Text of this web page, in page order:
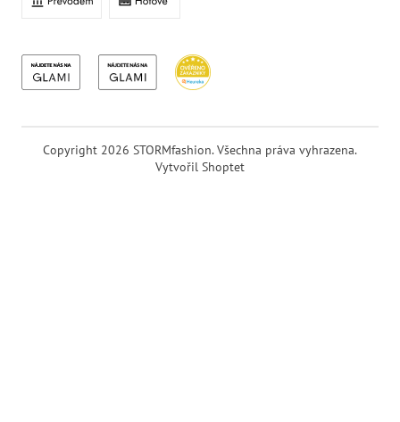
Vytvořil Shoptet
Copyright 2026 STORMfashion. Všechna práva vyhrazena.